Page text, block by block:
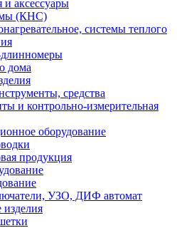
аксессуары
(КНС)
системы теплого
дома
средства
и контрольно-измерительная
оборудование
продукция
УЗО, ДИФ автомат
изделия